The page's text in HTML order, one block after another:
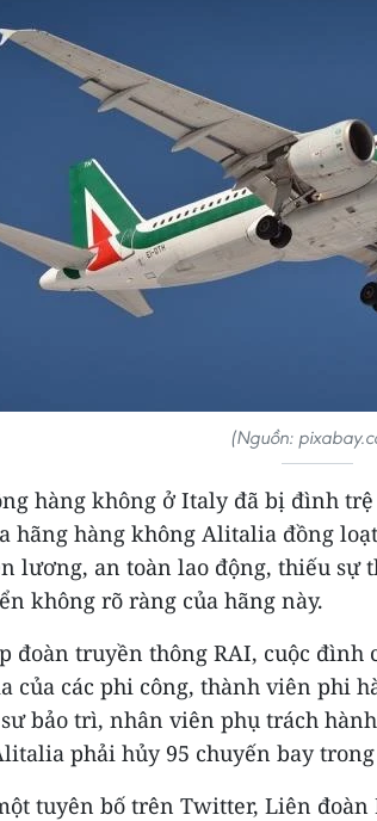
(Nguồn:
hàng không ở Italy đã bị đình
hãng hàng không Alitalia đồng
lương, an toàn lao động, thiếu sự
không rõ ràng của hãng này.
đoàn truyền thông RAI, cuộc
của các phi công, thành viên phi
bảo trì, nhân viên phụ trách
phải hủy 95 chuyến bay trong
tuyên bố trên Twitter, Liên